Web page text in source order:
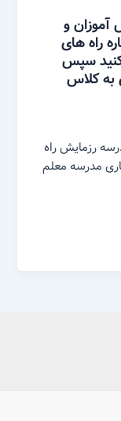
آموزان و
راه های
سپس
به کلاس
رزمایش راه
مدرسه معلم